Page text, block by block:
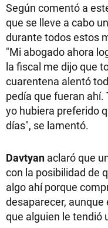
Según comentó a
que se lleve a cabo
durante todos estos
"Mi abogado ahora
la fiscal me dijo que
cuarentena alentó
pedía que fueran
yo hubiera preferido
días", se lamentó.
Davtyan aclaró que
con la posibilidad de
algo ahí porque
desaparecer, aunque
que alguien le tendió